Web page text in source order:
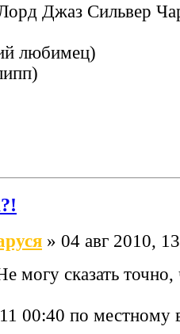
Джаз Сильвер
любимец)
» 04 авг 2010,
могу сказать
00:40 по местному